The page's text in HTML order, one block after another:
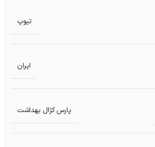
تیوپ
ایران
پارس کژال بهداشت